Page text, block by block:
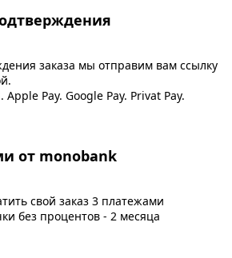
заказа мы отправим вам ссылку
Pay. Google Pay. Privat Pay.
от monobank
свой заказ 3 платежами
без процентов - 2 месяца